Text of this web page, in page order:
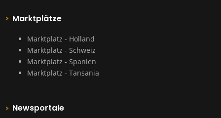
Marktplätze
Marktplatz - Holland
Marktplatz - Schweiz
Marktplatz - Spanien
Marktplatz - Tansania
Newsportale